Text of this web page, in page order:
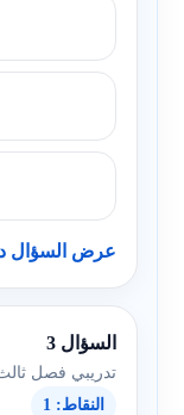
عرض السؤال
السؤال 3
تدريبي فصل ثالث
النقاط: 1